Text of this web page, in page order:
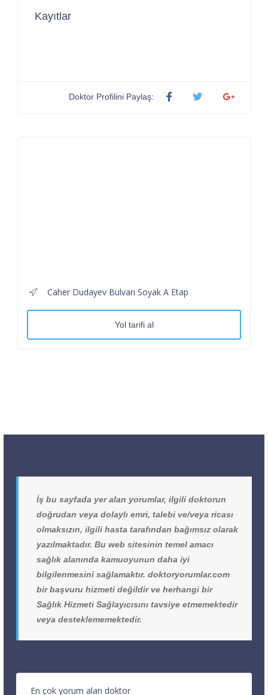
Kayıtlar
Doktor Profilini Paylaş:
Caher Dudayev Bulvarı Soyak A Etap
Yol tarifi al
İş bu sayfada yer alan yorumlar, ilgili doktorun
doğrudan veya dolaylı emri, talebi ve/veya ricası
olmaksızın, ilgili hasta tarafından bağımsız olarak
yazılmaktadır. Bu web sitesinin temel amacı
sağlık alanında kamuoyunun daha iyi
bilgilenmesini sağlamaktır. doktoryorumlar.com
bir başvuru hizmeti değildir ve herhangi bir
Sağlık Hizmeti Sağlayıcısını tavsiye etmemektedir
veya desteklememektedir.
En çok yorum alan doktor